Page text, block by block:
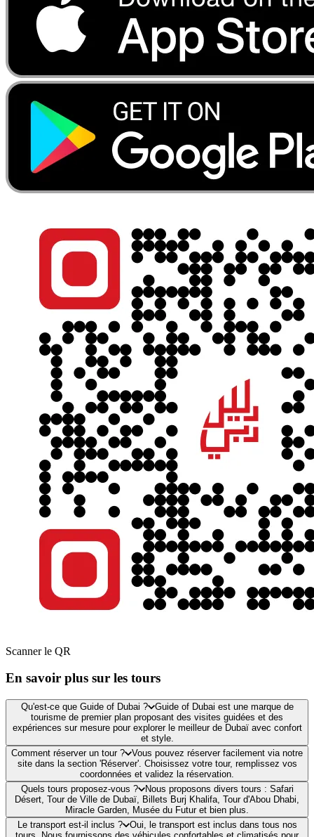
Scanner le QR
En savoir plus sur les tours
Qu'est-ce que Guide of Dubai ?
Guide of Dubai est une marque de
tourisme de premier plan proposant des visites guidées et des
expériences sur mesure pour explorer le meilleur de Dubaï avec confort
et style.
Comment réserver un tour ?
Vous pouvez réserver facilement via notre
site dans la section 'Réserver'. Choisissez votre tour, remplissez vos
coordonnées et validez la réservation.
Quels tours proposez-vous ?
Nous proposons divers tours : Safari
Désert, Tour de Ville de Dubaï, Billets Burj Khalifa, Tour d'Abou Dhabi,
Miracle Garden, Musée du Futur et bien plus.
Le transport est-il inclus ?
Oui, le transport est inclus dans tous nos